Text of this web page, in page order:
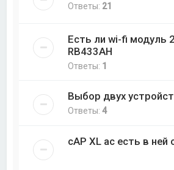
Ответы: 21
Есть ли wi-fi модуль
RB433AH
Ответы: 1
Выбор двух
Ответы:4
cAP XL ac есть в ней